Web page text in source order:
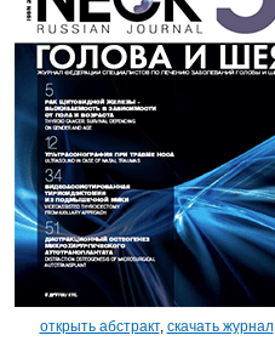
открыть абстракт, скачать журнал